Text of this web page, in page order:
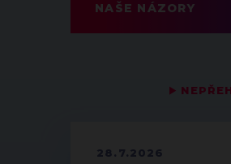
NAŠE NÁZORY
▶
28.7.2026